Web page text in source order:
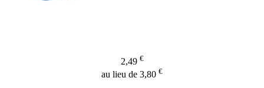
2,49 €
au lieu de 3,80 €